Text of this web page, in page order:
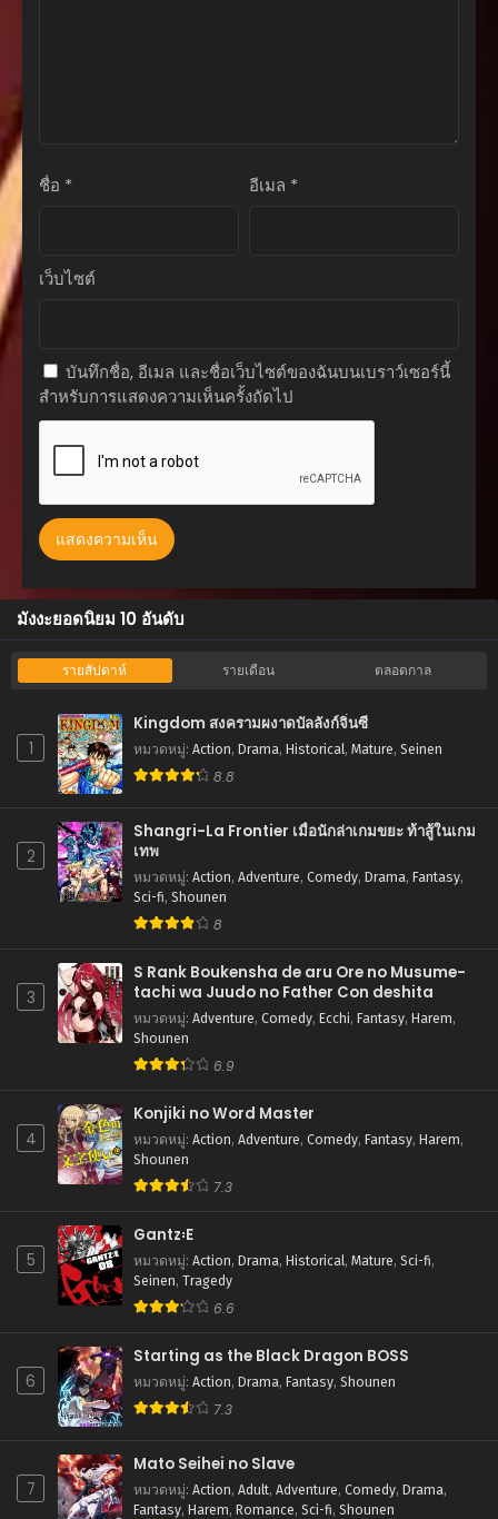
ชื่อ * อีเมล *
เว็บไซต์
บันทึกชื่อ, อีเมล และชื่อเว็บไซต์ของฉันบนเบราว์เซอร์นี้
สำหรับการแสดงความเห็นครั้งถัดไป
มังงะยอดนิยม 10 อันดับ
รายสัปดาห์ รายเดือน ตลอดกาล
1
Kingdom สงครามผงาดบัลลังก์จิ๋นซี
หมวดหมู่: Action, Drama, Historical, Mature, Seinen
8.8
2
Shangri-La Frontier เมื่อนักล่าเกมขยะ ท้าสู้ในเกม
เทพ
หมวดหมู่: Action, Adventure, Comedy, Drama, Fantasy,
Sci-fi, Shounen
8
3
S Rank Boukensha de aru Ore no Musume-
tachi wa Juudo no Father Con deshita
หมวดหมู่: Adventure, Comedy, Ecchi, Fantasy, Harem,
Shounen
6.9
4
Konjiki no Word Master
หมวดหมู่: Action, Adventure, Comedy, Fantasy, Harem,
Shounen
7.3
5
Gantz꞉E
หมวดหมู่: Action, Drama, Historical, Mature, Sci-fi,
Seinen, Tragedy
6.6
6
Starting as the Black Dragon BOSS
หมวดหมู่: Action, Drama, Fantasy, Shounen
7.3
7
Mato Seihei no Slave
หมวดหมู่: Action, Adult, Adventure, Comedy, Drama,
Fantasy, Harem, Romance, Sci-fi, Shounen